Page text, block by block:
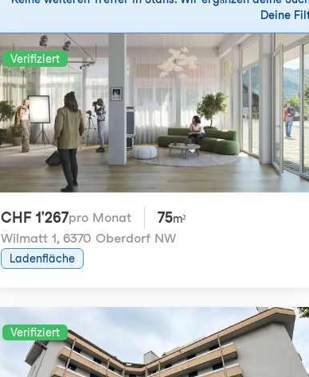
Deine
Verifiziert
CHF 1'267pro Monat 75m²
Wilmatt 1, 6370 Oberdorf NW
Ladenfläche
Verifiziert